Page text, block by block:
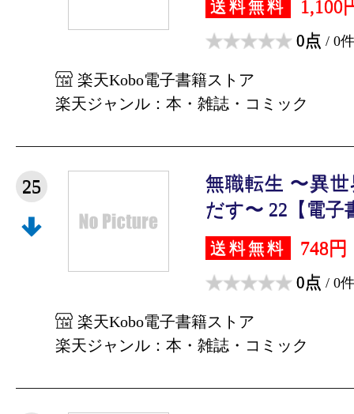
送料無料 1,100
0点 / 0件
楽天Kobo電子書籍ストア
楽天ジャンル：本・雑誌・コミック
25
無職転生 〜異
だす〜 22【電子
送料無料 748円
0点 / 0件
楽天Kobo電子書籍ストア
楽天ジャンル：本・雑誌・コミック